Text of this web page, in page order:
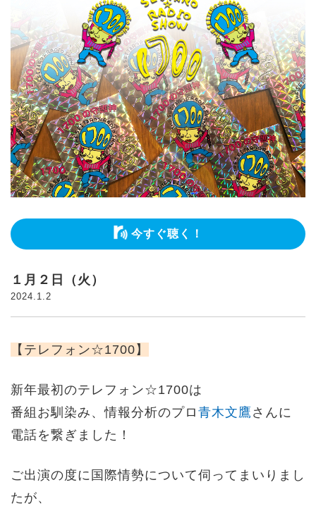
今すぐ聴く！
１月２日（火）
2024.1.2
【テレフォン☆1700】
新年最初のテレフォン☆1700は
番組お馴染み、情報分析のプロ 青木文鷹さんに
電話を繋ぎました！
ご出演の度に国際情勢について伺ってまいりまし
たが、